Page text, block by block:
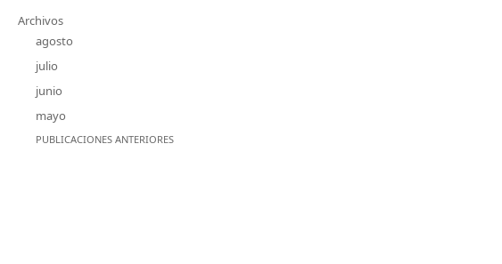
Archivos
agosto
julio
junio
mayo
PUBLICACIONES ANTERIORES